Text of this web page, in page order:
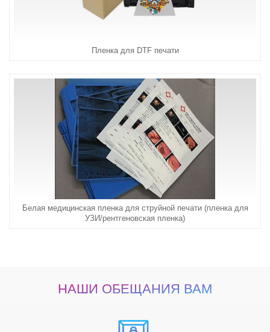
Пленка для DTF печати
Белая медицинская пленка для струйной печати (пленка для
УЗИ/рентгеновская пленка)
НАШИ ОБЕЩАНИЯ ВАМ